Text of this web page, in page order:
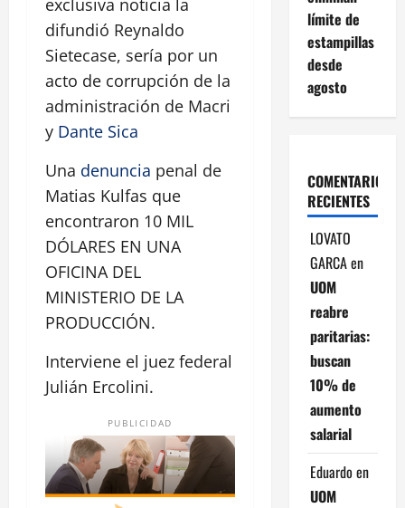
exclusiva noticia la
difundió Reynaldo
Sietecase, sería por un
acto de corrupción de la
administración de Macri
y Dante Sica
Una denuncia penal de
Matias Kulfas que
encontraron 10 MIL
DÓLARES EN UNA
OFICINA DEL
MINISTERIO DE LA
PRODUCCIÓN.
Interviene el juez federal
Julián Ercolini.
PUBLICIDAD
límite de
estampillas
desde
agosto
COMENTARIOS
RECIENTES
LOVATO
GARCAen
UOM
reabre
paritarias:
buscan
10% de
aumento
salarial
Eduardo en
UOM